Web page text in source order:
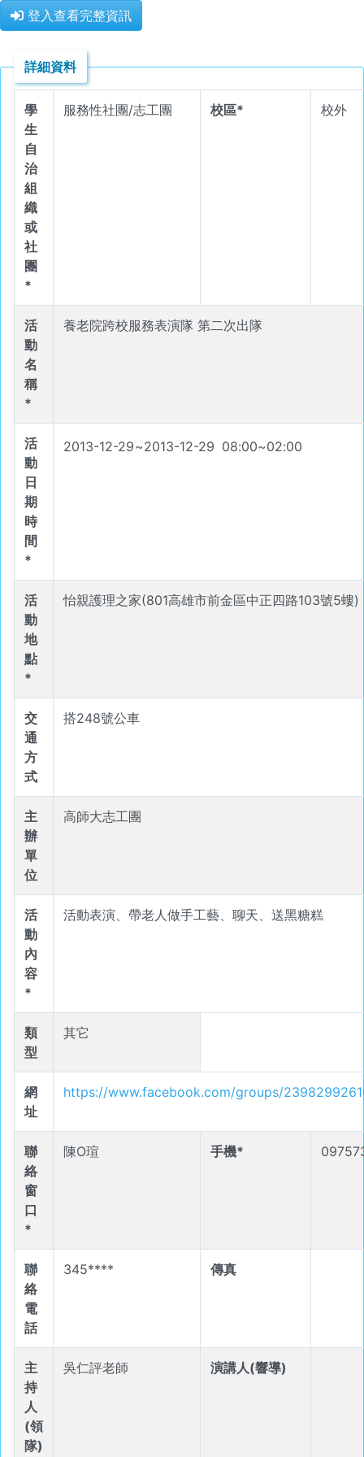
登入查看完整資訊
詳細資料
學
生
自
治
組
織
或
社
團
*
服務性社團/志工團 校區* 校外
活
動
名
稱
*
養老院跨校服務表演隊 第二次出隊
活
動
日
期
時
間
*
2013-12-29~2013-12-29 08:00~02:00
活
動
地
點
*
怡親護理之家(801高雄市前金區中正四路103號5螻)
交
通
方
式
搭248號公車
主
辦
單
位
高師大志工團
活
動
內
容
*
活動表演、帶老人做手工藝、聊天、送黑糖糕
類
型
其它
網
址
https://www.facebook.com/groups/
聯
絡
窗
口
*
陳O瑄 手機*
聯
絡
電
話
345**** 傳真
主
持
人
(領
隊)
吳仁評老師 演講人(響導)